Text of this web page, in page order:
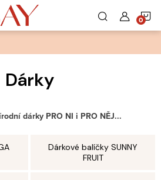
Dárky
dárky PRO NI i PRO NĚJ...
Dárkové balíčky SUNNY
FRUIT